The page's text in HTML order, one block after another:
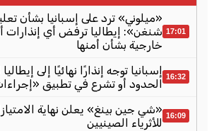
17:01
«ميلوني» ترد على إسبانيا بشأن
شنغن»: إيطاليا ترفض أي إنذارات
خارجية بشأن أمنها
16:32 إسبانيا توجه إنذارًا نهائيًا إلى
الحدود أو تشرع في تطبيق
16:09 «شي جين بينغ» يعلن نهاية
للأثرياء الصينيين